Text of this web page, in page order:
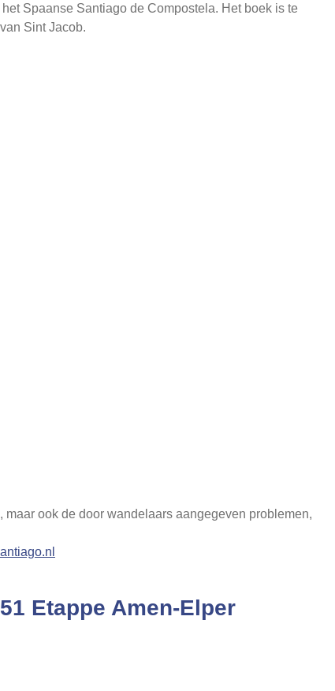
Spaanse Santiago de Compostela. Het boek is te
Sint Jacob.
ook de door wandelaars aangegeven problemen,
Etappe Amen-Elper